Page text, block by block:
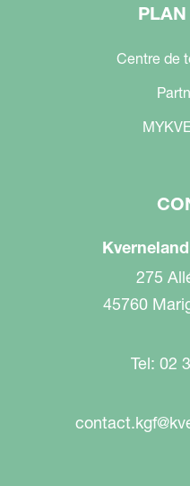
Centre de
275
45760
Tel: 02